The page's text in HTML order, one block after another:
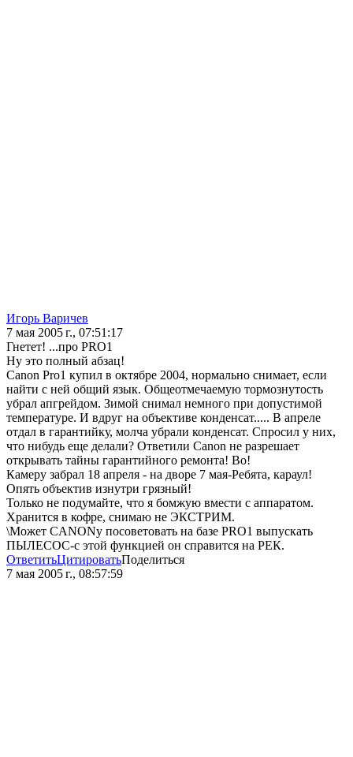
Игорь Варичев
7 мая 2005 г., 07:51:17
Гнетет! ...про PRO1
Ну это полный абзац!
Canon Pro1 купил в октябре 2004, нормально снимает, если
найти с ней общий язык. Общеотмечаемую тормознутость
убрал апгрейдом. Зимой снимал немного при допустимой
температуре. И вдруг на объективе конденсат..... В апреле
отдал в гарантийку, молча убрали конденсат. Спросил у них,
что нибудь еще делали? Ответили Canon не разрешает
открывать тайны гарантийного ремонта! Во!
Камеру забрал 18 апреля - на дворе 7 мая-Ребята, караул!
Опять объектив изнутри грязный!
Только не подумайте, что я бомжую вмести с аппаратом.
Хранится в кофре, снимаю не ЭКСТРИМ.
\Может CANONу посоветовать на базе PRO1 выпускать
ПЫЛЕСОС-с этой функцией он справится на РЕК.
ОтветитьЦитироватьПоделиться
7 мая 2005 г., 08:57:59